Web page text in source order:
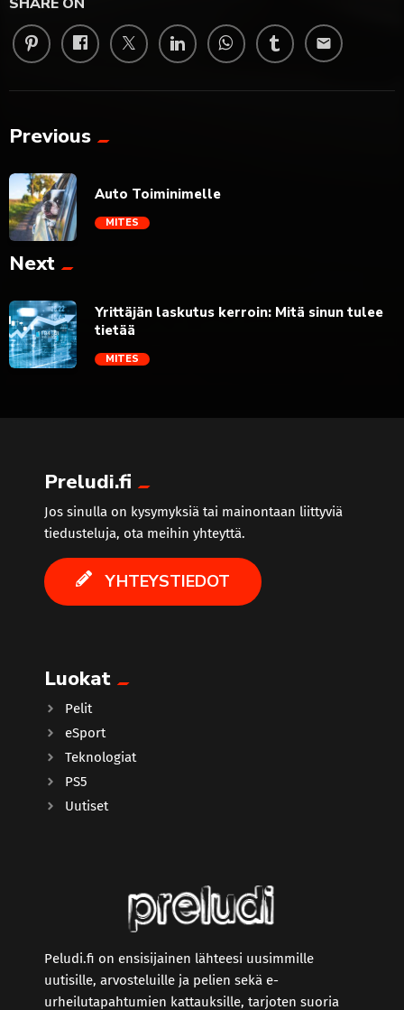
email
Previous
trending_flat
Auto Toiminimelle
MITES
Next
Yrittäjän laskutus kerroin: Mitä sinun tulee
tietää
MITES
Preludi.fi
Jos sinulla on kysymyksiä tai mainontaan liittyviä
tiedusteluja, ota meihin yhteyttä.
YHTEYSTIEDOT
Luokat
Pelit
eSport
Teknologiat
PS5
Uutiset
Peludi.fi on ensisijainen lähteesi uusimmille
uutisille, arvosteluille ja pelien sekä e-
urheilutapahtumien kattauksille, tarjoten suoria